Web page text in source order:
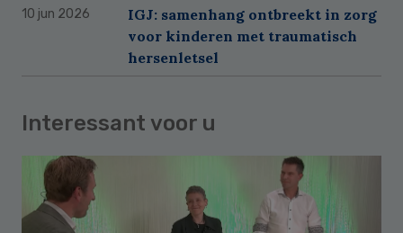
10 jun 2026
IGJ: samenhang ontbreekt in zorg
voor kinderen met traumatisch
hersenletsel
Interessant voor u